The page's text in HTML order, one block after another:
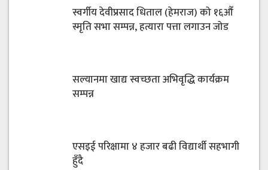
स्वर्गीय देवीप्रसाद धिताल (हेमराज) को १६औँ
स्मृति सभा सम्पन्न, हत्यारा पत्ता लगाउन जोड
सल्यानमा खाद्य स्वच्छता अभिवृद्धि कार्यक्रम
सम्पन्न
एसइई परिक्षामा ४ हजार बढी विद्यार्थी सहभागी
हुँदै